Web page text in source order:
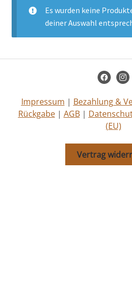
INDIVIDUELLES
Es wurden keine
deiner Auswahl
facebook
Impressum | Bezahlung &
Rückgabe| AGB|
(EU)
Vertrag